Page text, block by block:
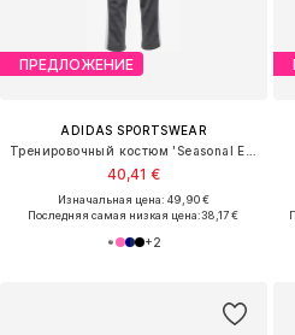
ПРЕДЛОЖЕНИЕ
ADIDAS SPORTSWEAR
40,41 €
Изначальная цена: 49,90 €
Последняя самая низкая цена:38,17 €
+2